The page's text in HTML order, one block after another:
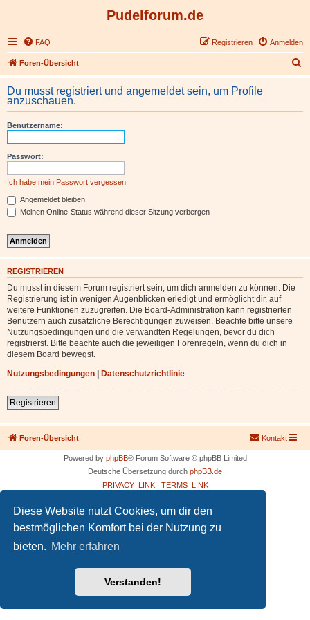
Diese Website nutzt Cookies, um dir den
bestmöglichen Komfort bei der Nutzung zu
bieten. Mehr erfahren
Verstanden!
Pudelforum.de
FAQ Anmelden
Registrieren
Foren-Übersicht
u
h
Du musst registriert und angemeldet sein, um Profile
anzuschauen.
Benutzername:
Passwort:
Ich habe mein Passwort vergessen
Angemeldet bleiben
Meinen Online-Status während dieser Sitzung verbergen
REGISTRIEREN
Du musst in diesem Forum registriert sein, um dich anmelden zu können. Die
Registrierung ist in wenigen Augenblicken erledigt und ermöglicht dir, auf
weitere Funktionen zuzugreifen. Die Board-Administration kann registrierten
Benutzern auch zusätzliche Berechtigungen zuweisen. Beachte bitte unsere
Nutzungsbedingungen und die verwandten Regelungen, bevor du dich
registrierst. Bitte beachte auch die jeweiligen Forenregeln, wenn du dich in
diesem Board bewegst.
Nutzungsbedingungen | Datenschutzrichtlinie
Registrieren
Foren-Übersicht Kontakt
Powered by phpBB® Forum Software © phpBB Limited
Deutsche Übersetzung durch phpBB.de
PRIVACY_LINK| TERMS_LINK